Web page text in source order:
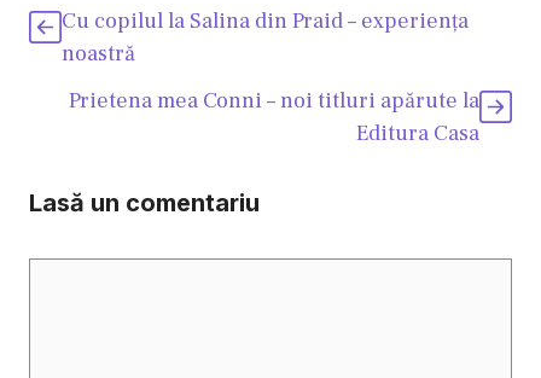
Cu copilul la Salina din Praid – experienţa
noastră
Prietena mea Conni – noi titluri apărute la
Editura Casa
Lasă un comentariu